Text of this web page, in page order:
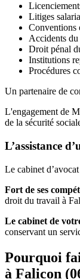
Litiges
Conventions
Accidents du
Droit pénal
Institutions
Procédures
Un partenaire de
L'engagement de
de la sécurité
L’assistance
Le cabinet
Fort de ses
droit du travail à
Le cabinet de
conservant un
Pourquoi
à Falicon